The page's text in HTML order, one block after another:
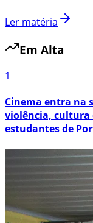
Ler matéria
Em Alta
1
Cinema entra na
violência, cultura
estudantes de